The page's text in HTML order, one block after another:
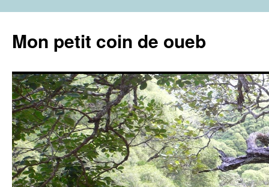
contenu
Mon petit coin de oueb